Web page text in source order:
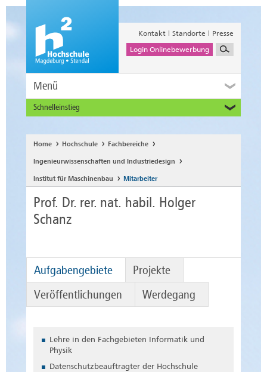
Kontakt Standorte
Presse
Login Onlinebewerbung
Menü
Schnelleinstieg
Alumni
Unternehmen und Institutionen
Beschäftigte
International
Home Hochschule Fachbereiche
Ingenieurwissenschaften und Industriedesign
Institut für Maschinenbau Mitarbeiter
Prof. Dr. rer. nat. habil. Holger
Schanz
Aufgabengebiete
Projekte
Veröffentlichungen
Werdegang
Lehre in den Fachgebieten Informatik und
Physik
Datenschutzbeauftragter der Hochschule